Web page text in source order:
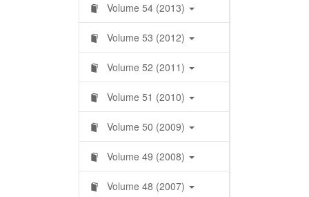
Volume 54 (2013)
Volume 53 (2012)
Volume 52 (2011)
Volume 51 (2010)
Volume 50 (2009)
Volume 49 (2008)
Volume 48 (2007)